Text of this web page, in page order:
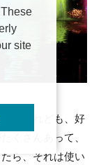
すけれども、好
くさんあって、
ら、それは使い
site